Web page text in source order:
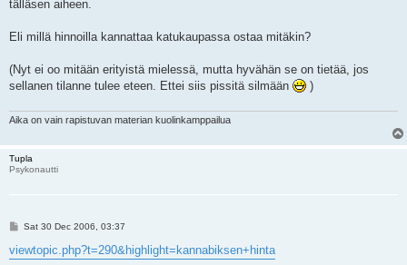
tälläsen aiheen.
Eli millä hinnoilla kannattaa katukaupassa ostaa mitäkin?
(Nyt ei oo mitään erityistä mielessä, mutta hyvähän se on tietää, jos
sellanen tilanne tulee eteen. Ettei siis pissitä silmään
)
Aika on vain rapistuvan materian kuolinkamppailua
Tupla
Psykonautti
P
s
t
Sat 30 Dec 2006, 03:37
viewtopic.php?t=290&highlight=kannabiksen+hinta